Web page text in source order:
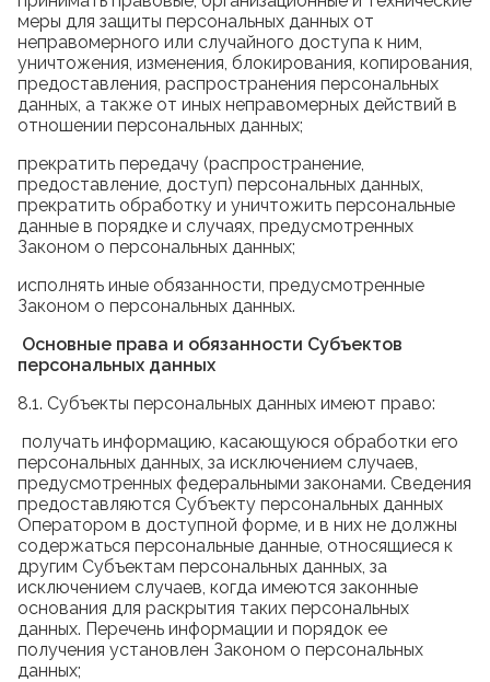
меры для защиты персональных данных от
неправомерного или случайного доступа к ним,
уничтожения, изменения, блокирования, копирования,
предоставления, распространения персональных
данных, а также от иных неправомерных действий в
отношении персональных данных;
прекратить передачу (распространение,
предоставление, доступ) персональных данных,
прекратить обработку и уничтожить персональные
данные в порядке и случаях, предусмотренных
Законом о персональных данных;
исполнять иные обязанности, предусмотренные
Законом о персональных данных.
Основные права и обязанности Субъектов
персональных данных
8.1. Субъекты персональных данных имеют право:
получать информацию, касающуюся обработки его
персональных данных, за исключением случаев,
предусмотренных федеральными законами. Сведения
предоставляются Субъекту персональных данных
Оператором в доступной форме, и в них не должны
содержаться персональные данные, относящиеся к
другим Субъектам персональных данных, за
исключением случаев, когда имеются законные
основания для раскрытия таких персональных
данных. Перечень информации и порядок ее
получения установлен Законом о персональных
данных;